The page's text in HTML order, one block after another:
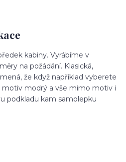
kabiny. Vyrábíme v
na požádání. Klasická,
že když například vyberete
modrý a vše mimo motiv i
podkladu kam samolepku